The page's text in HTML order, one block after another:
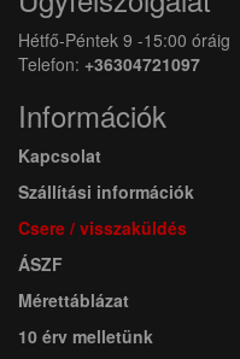
Hétfő-Péntek 9 -15:00 óráig
Telefon: +36304721097
Információk
Kapcsolat
Szállítási információk
Csere / visszaküldés
ÁSZF
Mérettáblázat
10 érv melletünk